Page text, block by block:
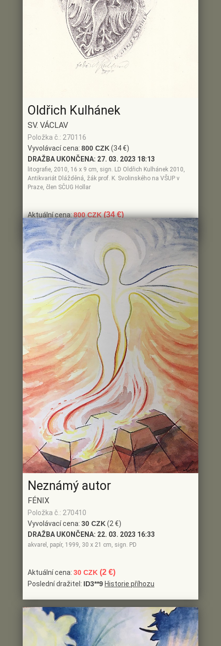
Oldřich Kulhánek
SV. VÁCLAV
Položka č.: 270116
Vyvolávací cena: 800 CZK(34 €)
DRAŽBA UKONČENA: 27. 03. 2023 18:13
litografie, 2010, 16 x 9 cm, sign. LD Oldřich Kulhánek 2010,
Antikvariát Dlážděná, žák prof. K. Svolinského na VŠUP v
Praze, člen SČUG Hollar
Aktuální cena:800 CZK(34 €)
Poslední dražitel: ID8**4 Historie příhozu
Neznámý autor
FÉNIX
Položka č.: 270410
Vyvolávací cena: 30 CZK(2 €)
DRAŽBA UKONČENA: 22. 03. 2023 16:33
akvarel, papír, 1999, 30 x 21 cm, sign. PD
Aktuální cena: 30 CZK (2 €)
Poslední dražitel: ID3**9 Historie příhozu